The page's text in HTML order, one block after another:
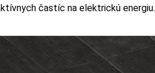
častíc na elektrickú energiu.